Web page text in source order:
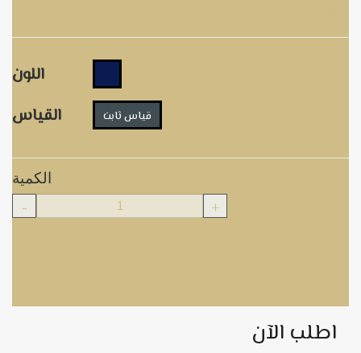
اللون
القياس
قياس ثابت
الكمية
- +
اطلب الآن